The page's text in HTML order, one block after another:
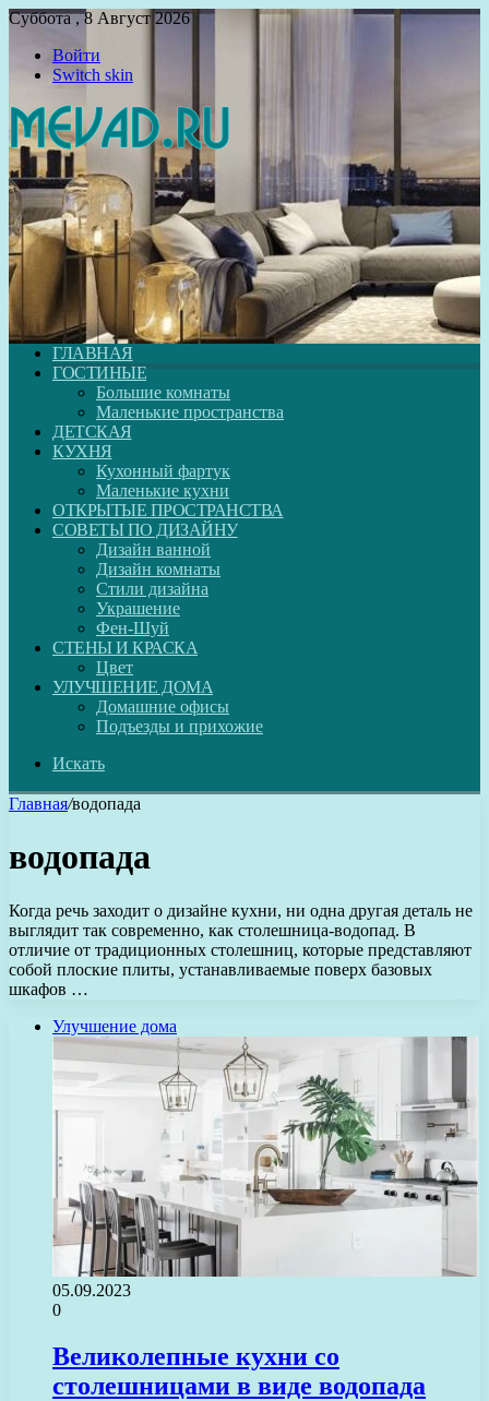
Суббота , 8 Август 2026
Войти
Switch skin
ГЛАВНАЯ
ГОСТИНЫЕ
Большие комнаты
Маленькие пространства
ДЕТСКАЯ
КУХНЯ
Кухонный фартук
Маленькие кухни
ОТКРЫТЫЕ ПРОСТРАНСТВА
СОВЕТЫ ПО ДИЗАЙНУ
Дизайн ванной
Дизайн комнаты
Стили дизайна
Украшение
Фен-Шуй
СТЕНЫ И КРАСКА
Цвет
УЛУЧШЕНИЕ ДОМА
Домашние офисы
Подъезды и прихожие
Искать
Главная/водопада
водопада
Когда речь заходит о дизайне кухни, ни одна другая деталь не
выглядит так современно, как столешница-водопад. В
отличие от традиционных столешниц, которые представляют
собой плоские плиты, устанавливаемые поверх базовых
шкафов …
Улучшение дома
05.09.2023
0
Великолепные кухни со
столешницами в виде водопада